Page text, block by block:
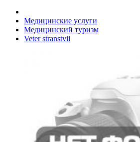
Медицинские услуги
Медицинский туризм
Veter stranstvii